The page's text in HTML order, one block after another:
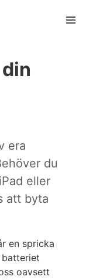
era
du
eller
att byta
en spricka
oavsett